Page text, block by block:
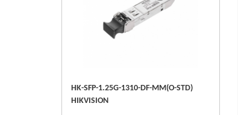
HK-SFP-1.25G-1310-DF-MM(O-STD)
HIKVISION